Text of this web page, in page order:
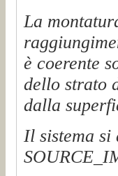
La
è coerente
dello strato
dalla
Il sistema